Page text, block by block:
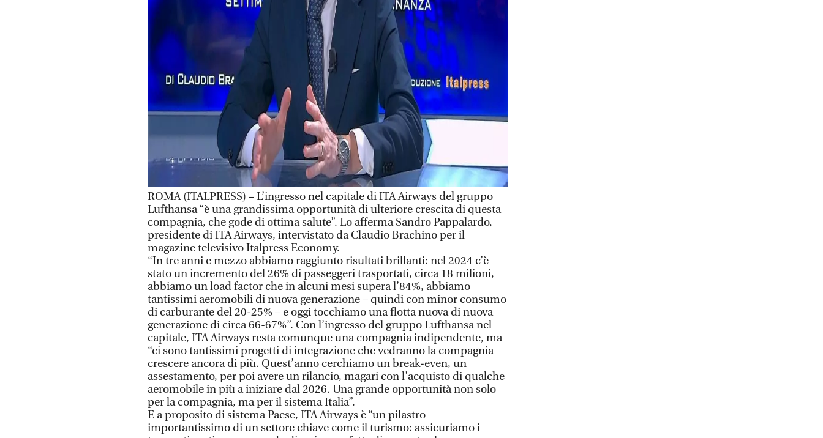
ROMA (ITALPRESS) – L’ingresso nel capitale di ITA Airways del gruppo
Lufthansa “è una grandissima opportunità di ulteriore crescita di questa
compagnia, che gode di ottima salute”. Lo afferma Sandro Pappalardo,
presidente di ITA Airways, intervistato da Claudio Brachino per il
magazine televisivo Italpress Economy.
“In tre anni e mezzo abbiamo raggiunto risultati brillanti: nel 2024 c’è
stato un incremento del 26% di passeggeri trasportati, circa 18 milioni,
abbiamo un load factor che in alcuni mesi supera l’84%, abbiamo
tantissimi aeromobili di nuova generazione – quindi con minor consumo
di carburante del 20-25% – e oggi tocchiamo una flotta nuova di nuova
generazione di circa 66-67%”. Con l’ingresso del gruppo Lufthansa nel
capitale, ITA Airways resta comunque una compagnia indipendente, ma
“ci sono tantissimi progetti di integrazione che vedranno la compagnia
crescere ancora di più. Quest’anno cerchiamo un break-even, un
assestamento, per poi avere un rilancio, magari con l’acquisto di qualche
aeromobile in più a iniziare dal 2026. Una grande opportunità non solo
per la compagnia, ma per il sistema Italia”.
E a proposito di sistema Paese, ITA Airways è “un pilastro
importantissimo di un settore chiave come il turismo: assicuriamo i